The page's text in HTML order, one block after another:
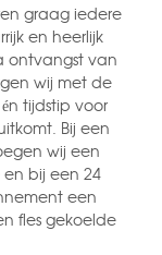
graag iedere
en heerlijk
ontvangst van
wij met de
tijdstip voor
Bij een
wij een
bij een 24
een
fles gekoelde